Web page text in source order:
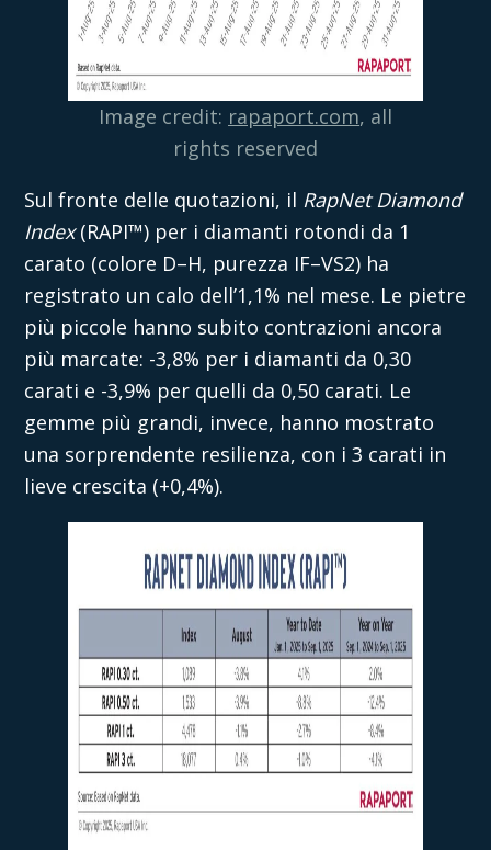
Image credit: rapaport.com, all
rights reserved
Sul fronte delle quotazioni, il RapNet Diamond
Index(RAPI™) per i diamanti rotondi da 1
carato (colore D–H, purezza IF–VS2) ha
registrato un calo dell’1,1% nel mese. Le pietre
più piccole hanno subito contrazioni ancora
più marcate: -3,8% per i diamanti da 0,30
carati e -3,9% per quelli da 0,50 carati. Le
gemme più grandi, invece, hanno mostrato
una sorprendente resilienza, con i 3 carati in
lieve crescita (+0,4%).